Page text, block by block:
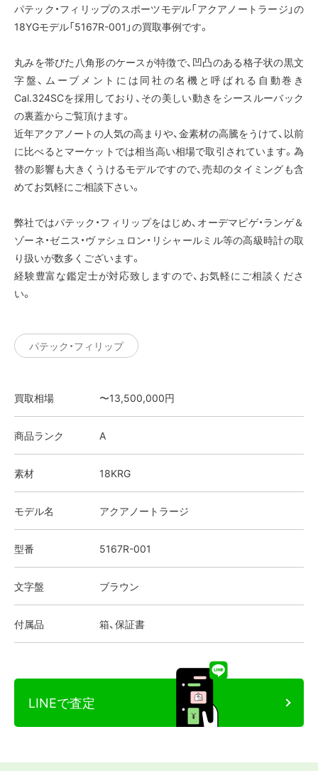
パテック・フィリップのスポーツモデル「アクアノートラージ」の
18YGモデル「5167R-001」の買取事例です。
丸みを帯びた八角形のケースが特徴で、凹凸のある格子状の黒文
字盤、ムーブメントには同社の名機と呼ばれる自動巻き
Cal.324SCを採用しており、その美しい動きをシースルーバック
の裏蓋からご覧頂けます。
近年アクアノートの人気の高まりや、金素材の高騰をうけて、以前
に比べるとマーケットでは相当高い相場で取引されています。為
替の影響も大きくうけるモデルですので、売却のタイミングも含
めてお気軽にご相談下さい。
弊社ではパテック・フィリップをはじめ、オーデマピゲ・ランゲ＆
ゾーネ・ゼニス・ヴァシュロン・リシャールミル等の高級時計の取
り扱いが数多くございます。
経験豊富な鑑定士が対応致しますので、お気軽にご相談くださ
い。
パテック・フィリップ
買取相場 〜13,500,000円
商品ランク A
素材 18KRG
モデル名 アクアノートラージ
型番 5167R-001
文字盤 ブラウン
付属品 箱、保証書
LINEで査定